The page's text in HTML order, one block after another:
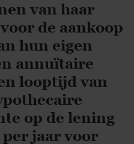
van haar
de aankoop
hun eigen
annuïtaire
looptijd van
op de lening
per jaar voor